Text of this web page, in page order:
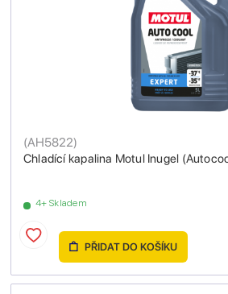
Chladící kapalina Motul Inugel
(AH5822)
4+ Skladem
PŘIDAT DO KOŠÍKU